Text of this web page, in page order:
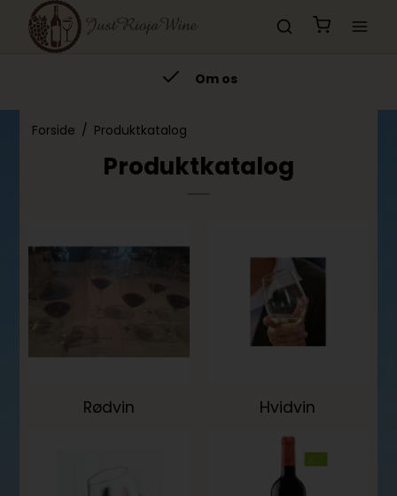
Om os
Forside / Produktkatalog
Produktkatalog
Rødvin Hvidvin